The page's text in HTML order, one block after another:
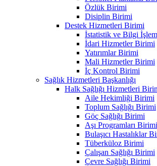
Özlük Birimi
Disiplin Birimi
Destek Hizmetleri Birimi
İstatistik ve Bilgi
İdari Hizmetler Birimi
Yatırımlar Birimi
Mali Hizmetler Birimi
İç Kontrol Birimi
Sağlık Hizmetleri Başkanlığı
Halk Sağlığı Hizmetleri
Aile Hekimliği Birimi
Toplum Sağlığı Birimi
Göç Sağlığı Birimi
Aşı Programları Birimi
Bulaşıcı Hastalıklar
Tüberküloz Birimi
Çalışan Sağlığı Birimi
Çevre Sağlığı Birimi